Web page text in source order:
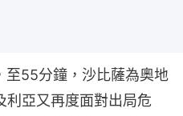
至55分鐘，沙比薩為奧地
利亞又再度面對出局危